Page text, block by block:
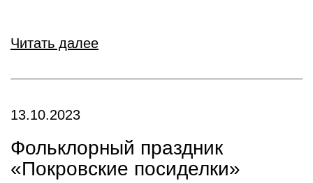
Читать далее
13.10.2023
Фольклорный праздник
«Покровские посиделки»